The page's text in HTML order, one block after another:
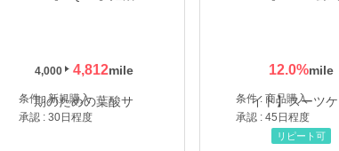
4,000 4,812
条件 : 新規購入
承認 : 30日程度
12.0%
条件 : 商品購入
承認 : 45日程度
リピート可